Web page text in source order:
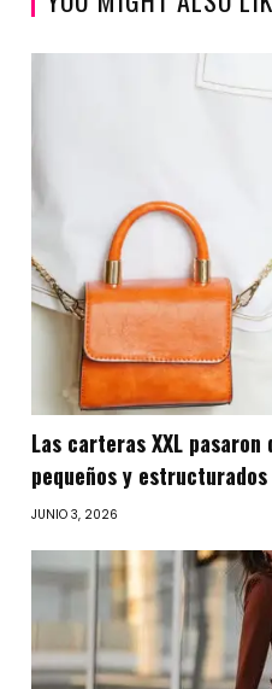
Las carteras XXL
pequeños y
JUNIO 3, 2026